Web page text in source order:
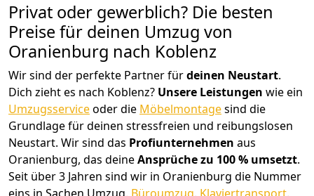
Privat oder gewerblich? Die besten
Preise für deinen Umzug von
Oranienburg nach Koblenz
Wir sind der perfekte Partner fürdeinen Neustart.
Dich zieht es nach Koblenz? Unsere Leistungen wie ein
Umzugsserviceoder die Möbelmontagesind die
Grundlage für deinen stressfreien und reibungslosen
Neustart. Wir sind das Profiunternehmen aus
Oranienburg, das deineAnsprüche zu 100 % umsetzt.
Seit über 3 Jahren sind wir in Oranienburg die Nummer